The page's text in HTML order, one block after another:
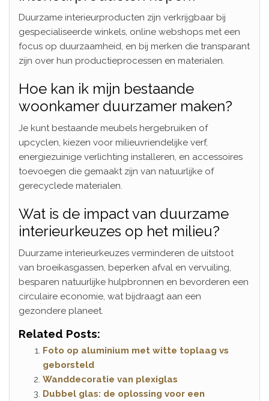
Duurzame interieurproducten zijn verkrijgbaar bij
gespecialiseerde winkels, online webshops met een
focus op duurzaamheid, en bij merken die transparant
zijn over hun productieprocessen en materialen.
Hoe kan ik mijn bestaande
woonkamer duurzamer maken?
Je kunt bestaande meubels hergebruiken of
upcyclen, kiezen voor milieuvriendelijke verf,
energiezuinige verlichting installeren, en accessoires
toevoegen die gemaakt zijn van natuurlijke of
gerecyclede materialen.
Wat is de impact van duurzame
interieurkeuzes op het milieu?
Duurzame interieurkeuzes verminderen de uitstoot
van broeikasgassen, beperken afval en vervuiling,
besparen natuurlijke hulpbronnen en bevorderen een
circulaire economie, wat bijdraagt aan een
gezondere planeet.
Related Posts:
Foto op aluminium met witte toplaag vs
geborsteld
Wanddecoratie van plexiglas
Dubbel glas: de oplossing voor een